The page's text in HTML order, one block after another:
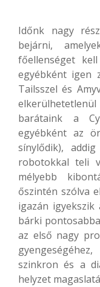
Időnk nagy
bejárni,
főellenséget
egyébként igen
Tailsszel és
barátaink a
egyébként az
sínylődik),
robotokkal teli
mélyebb
őszintén szólva
igazán
bárki
az első nagy
szinkron és a
helyzet